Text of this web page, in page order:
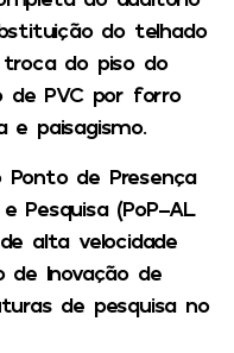
do telhado
do piso do
de PVC por forro
e paisagismo.
de Presença
Pesquisa (PoP-AL
alta velocidade
de Inovação de
de pesquisa no